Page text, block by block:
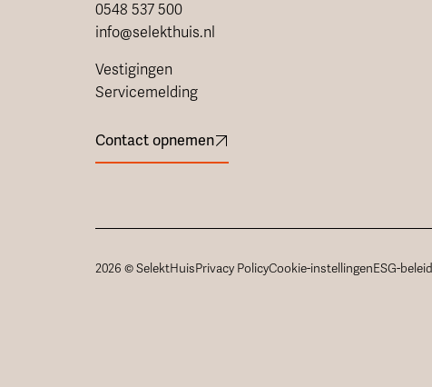
0548 537 500
info@selekthuis.nl
Vestigingen
Servicemelding
Contact opnemen
2026 © SelektHuisPrivacy PolicyCookie-instellingenESG-beleid